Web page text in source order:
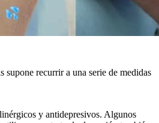
supone recurrir a una serie de medidas
y antidepresivos. Algunos